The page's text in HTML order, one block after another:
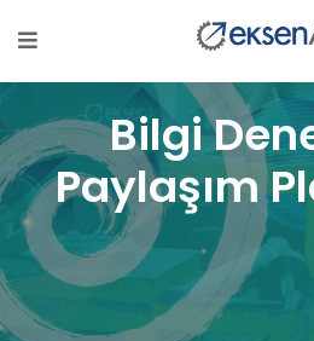
Bilgi
Paylaşım